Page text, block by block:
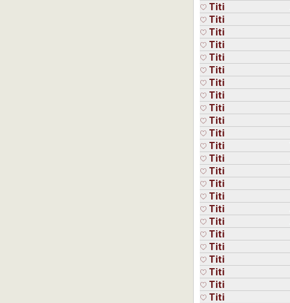
Titi
Titi
Titi
Titi
Titi
Titi
Titi
Titi
Titi
Titi
Titi
Titi
Titi
Titi
Titi
Titi
Titi
Titi
Titi
Titi
Titi
Titi
Titi
Titi